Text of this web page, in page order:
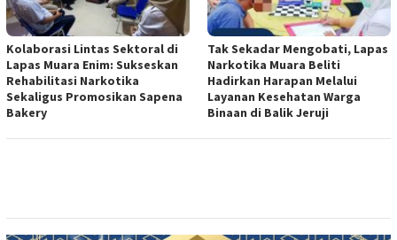
Kolaborasi Lintas Sektoral di
Lapas Muara Enim: Sukseskan
Rehabilitasi Narkotika
Sekaligus Promosikan Sapena
Bakery
Tak Sekadar Mengobati, Lapas
Narkotika Muara Beliti
Hadirkan Harapan Melalui
Layanan Kesehatan Warga
Binaan di Balik Jeruji